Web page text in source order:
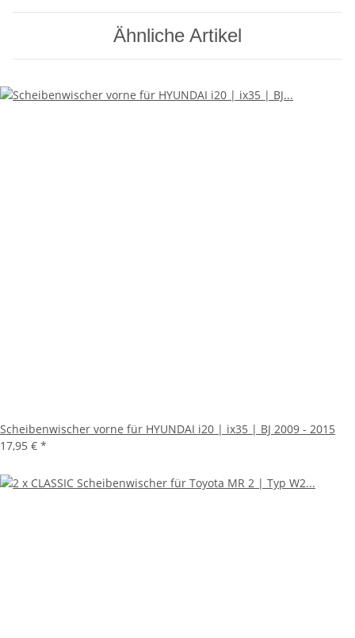
Ähnliche Artikel
Scheibenwischer vorne für HYUNDAI i20 | ix35 | BJ 2009 - 2015
17,95 € *